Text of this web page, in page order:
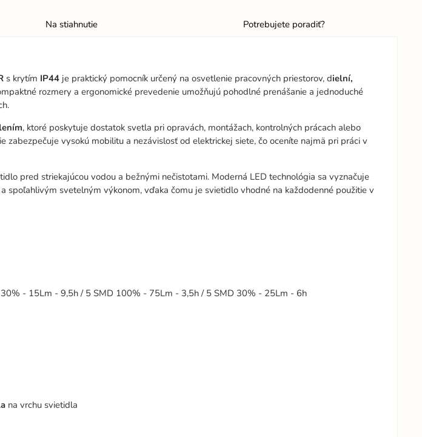
Na stiahnutie Potrebujete poradiť?
s krytím IP44je praktický pomocník určený na osvetlenie pracovných priestorov, dielní,
rozmery a ergonomické prevedenie umožňujú pohodlné prenášanie a jednoduché
, ktoré poskytuje dostatok svetla pri opravách, montážach, kontrolných prácach alebo
zabezpečuje vysokú mobilitu a nezávislosť od elektrickej siete, čo oceníte najmä pri práci v
pred striekajúcou vodou a bežnými nečistotami. Moderná LED technológia sa vyznačuje
spoľahlivým svetelným výkonom, vďaka čomu je svietidlo vhodné na každodenné použitie v
- 15Lm - 9,5h / 5 SMD 100% - 75Lm - 3,5h / 5 SMD 30% - 25Lm - 6h
na vrchu svietidla